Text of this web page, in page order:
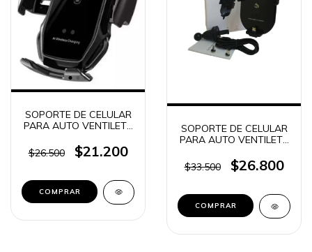
SOPORTE DE CELULAR
PARA AUTO VENTILETE
15W R1 / R1S (5953)
$26.500 $21.200
SOPORTE DE CELULAR
PARA AUTO VENTILETE
FICHAS CARGADOR
SUONO
$33.500 $26.800